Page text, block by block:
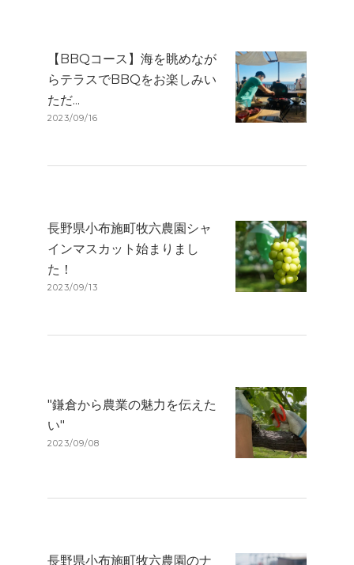
【BBQコース】海を眺めなが
らテラスでBBQをお楽しみい
ただ...
2023/09/16
長野県小布施町牧六農園シャ
インマスカット始まりまし
た！
2023/09/13
"鎌倉から農業の魅力を伝えた
い"
2023/09/08
長野県小布施町牧六農園のナ